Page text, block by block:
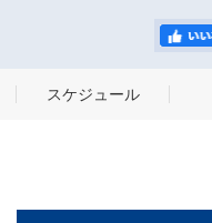
スケジュール